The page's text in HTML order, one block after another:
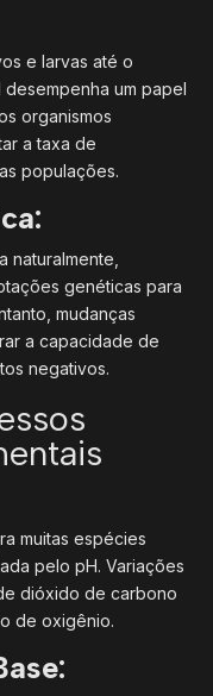
e larvas até o
um papel
organismos
a taxa de
populações.
naturalmente,
genéticas para
mudanças
a capacidade de
negativos.
muitas espécies
pelo pH. Variações
dióxido de carbono
de oxigênio.